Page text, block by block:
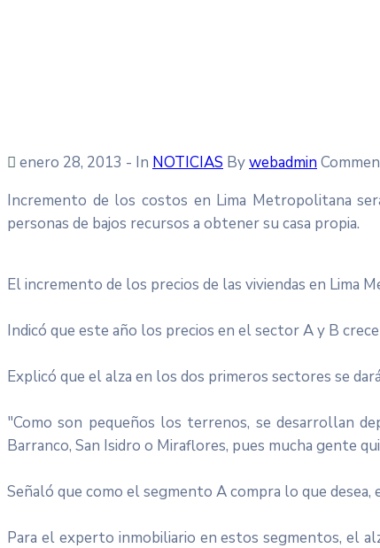
enero 28, 2013 - In NOTICIAS Bywebadmin
Incremento de los costos en Lima Metropolitana
personas de bajos recursos a obtener su casa propia.
El incremento de los precios de las viviendas en Lima
Indicó que este año los precios en el sector A y B
Explicó que el alza en los dos primeros sectores se
"Como son pequeños los terrenos, se desarrollan
Barranco, San Isidro o Miraflores, pues mucha gente
Señaló que como el segmento A compra lo que
Para el experto inmobiliario en estos segmentos, el